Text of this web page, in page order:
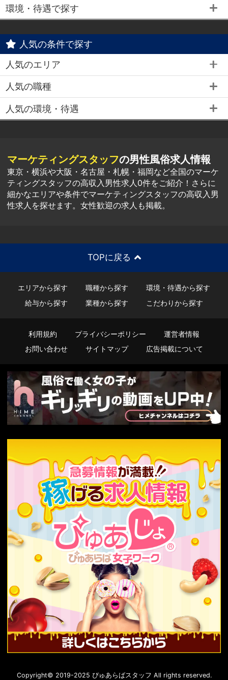
環境・待遇で探す
人気の条件で探す
人気のエリア
人気の職種
人気の環境・待遇
マーケティングスタッフの男性風俗求人情報
東京・横浜や大阪・名古屋・札幌・福岡など全国のマーケ
ティングスタッフの高収入男性求人0件をご紹介！さらに
細かなエリアや条件でマーケティングスタッフの高収入男
性求人を探せます。女性歓迎の求人も掲載。
TOPに戻る
エリアから探す 職種から探す
環境・待遇から探す
給与から探す
業種から探す こだわりから探す
利用規約 プライバシーポリシー
運営者情報
お問い合わせ
サイトマップ 広告掲載について
Copyright© 2019-2025 ぴゅあらばスタッフ All rights reserved.